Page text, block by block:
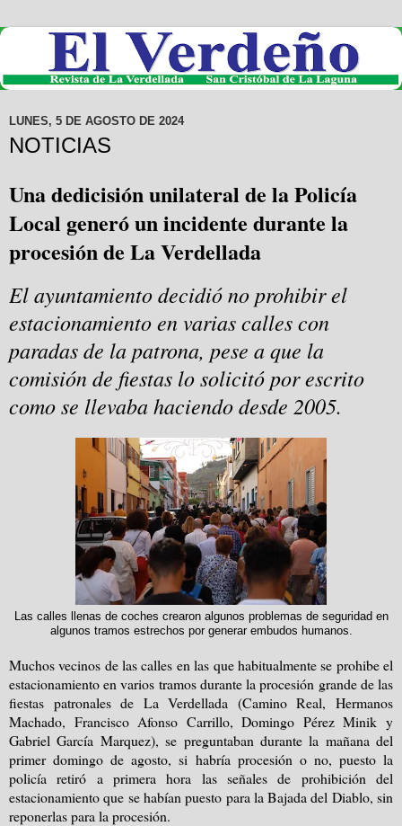
LUNES, 5 DE AGOSTO DE 2024
NOTICIAS
Una dedicisión unilateral de la Policía
Local generó un incidente durante la
procesión de La Verdellada
El ayuntamiento decidió no prohibir el
estacionamiento en varias calles con
paradas de la patrona, pese a que la
comisión de fiestas lo solicitó por escrito
como se llevaba haciendo desde 2005.
Las calles llenas de coches crearon algunos problemas de seguridad en
algunos tramos estrechos por generar embudos humanos.
Muchos vecinos de las calles en las que habitualmente se prohibe el
estacionamiento en varios tramos durante la procesión grande de las
fiestas patronales de La Verdellada (Camino Real, Hermanos
Machado, Francisco Afonso Carrillo, Domingo Pérez Minik y
Gabriel García Marquez), se preguntaban durante la mañana del
primer domingo de agosto, si habría procesión o no, puesto la
policía retiró a primera hora las señales de prohibición del
estacionamiento que se habían puesto para la Bajada del Diablo, sin
reponerlas para la procesión.